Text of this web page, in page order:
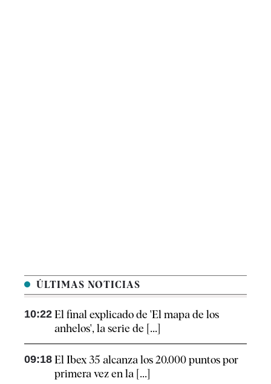
ÚLTIMAS NOTICIAS
10:22 El final explicado de 'El mapa de los
anhelos', la serie de [...]
09:18 El Ibex 35 alcanza los 20.000 puntos por
primera vez en la [...]